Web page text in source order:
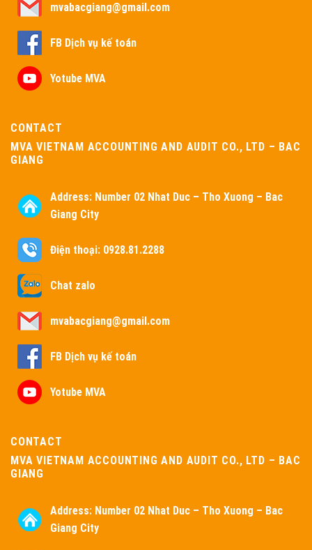
mvabacgiang@gmail.com
FB Dịch vụ kế toán
Yotube MVA
CONTACT
MVA VIETNAM ACCOUNTING AND AUDIT CO., LTD – BAC
GIANG
Address: Number 02 Nhat Duc – Tho Xuong – Bac
Giang City
Điện thoại: 0928.81.2288
Chat zalo
mvabacgiang@gmail.com
FB Dịch vụ kế toán
Yotube MVA
CONTACT
MVA VIETNAM ACCOUNTING AND AUDIT CO., LTD – BAC
GIANG
Address: Number 02 Nhat Duc – Tho Xuong – Bac
Giang City